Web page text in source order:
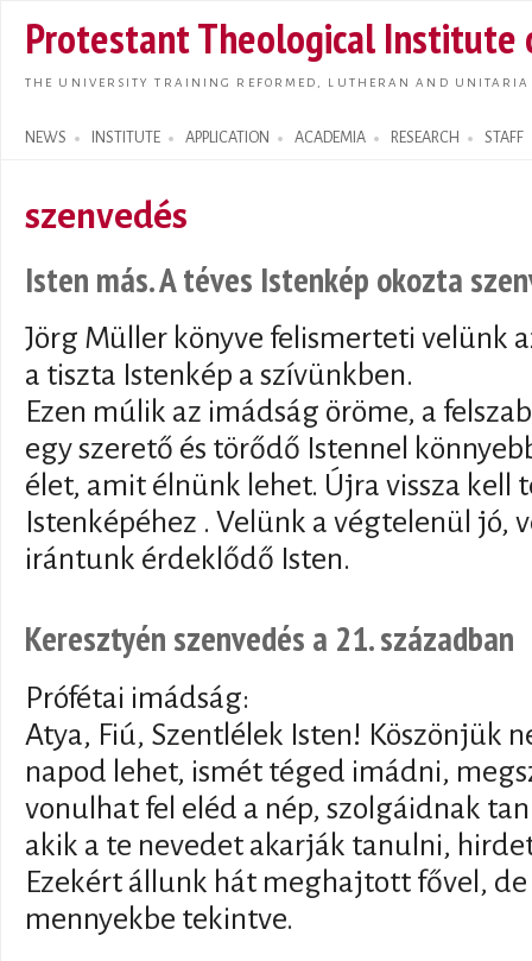
main
Protestant Theological Institute
THE UNIVERSITY TRAINING REFORMED, LUTHERAN AND
NEWS INSTITUTE APPLICATION ACADEMIA RESEARCH STAFF
Search form
szenvedés
Isten más. A téves Istenkép okozta
Jörg Müller könyve felismerteti velünk
a tiszta Istenkép a szívünkben.
Ezen múlik az imádság öröme, a
egy szerető és törődő Istennel
élet, amit élnünk lehet. Újra vissza kell
Istenképéhez . Velünk a végtelenül jó,
irántunk érdeklődő Isten.
Keresztyén szenvedés a 21. században
Prófétai imádság:
Atya, Fiú, Szentlélek Isten! Köszönjük
napod lehet, ismét téged imádni,
vonulhat fel eléd a nép, szolgáidnak
akik a te nevedet akarják tanulni,
Ezekért állunk hát meghajtott fővel,
mennyekbe tekintve.